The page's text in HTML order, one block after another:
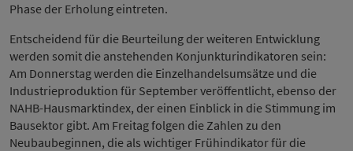
Phase der Erholung eintreten.
Entscheidend für die Beurteilung der weiteren Entwicklung
werden somit die anstehenden Konjunkturindikatoren sein:
Am Donnerstag werden die Einzelhandelsumsätze und die
Industrieproduktion für September veröffentlicht, ebenso der
NAHB-Hausmarktindex, der einen Einblick in die Stimmung im
Bausektor gibt. Am Freitag folgen die Zahlen zu den
Neubaubeginnen, die als wichtiger Frühindikator für die